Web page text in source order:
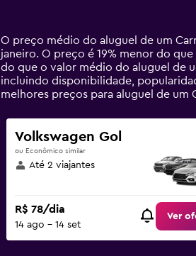
14
categories.
The
chart
has
Y
axis
displaying
values.
Range:
600.
O preço médio do aluguel de um
janeiro. O preço é 19% menor do
do que o valor médio do aluguel de
incluindo disponibilidade,
melhores preços para aluguel de um
Volkswagen Gol
ou Econômico similar
Até 2 viajantes
R$ 78/dia
14 ago - 14 set
Ver